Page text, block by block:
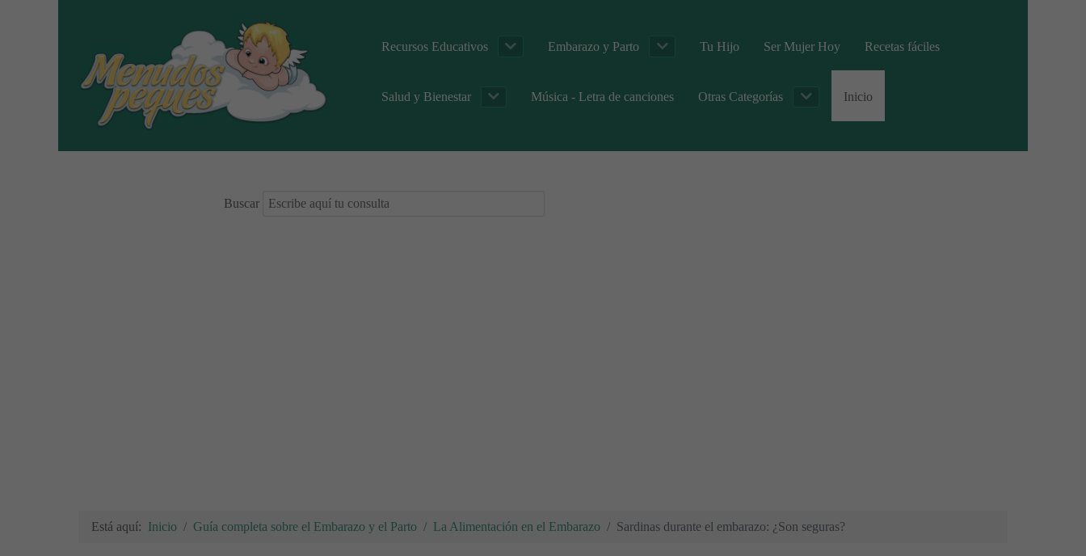
Recursos Educativos Embarazo y Parto Tu Hijo Ser Mujer Hoy Recetas fáciles
Salud y Bienestar Música - Letra de canciones Otras Categorías Inicio
Buscar
Está aquí: Inicio Guía completa sobre el Embarazo y el Parto La Alimentación en el Embarazo Sardinas durante el embarazo: ¿Son seguras?